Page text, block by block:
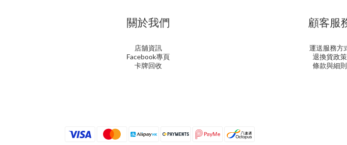
關於我們
店舖資訊
Facebook專頁
卡牌回收
顧客服
運送服務方
退換貨政策
條款與細則